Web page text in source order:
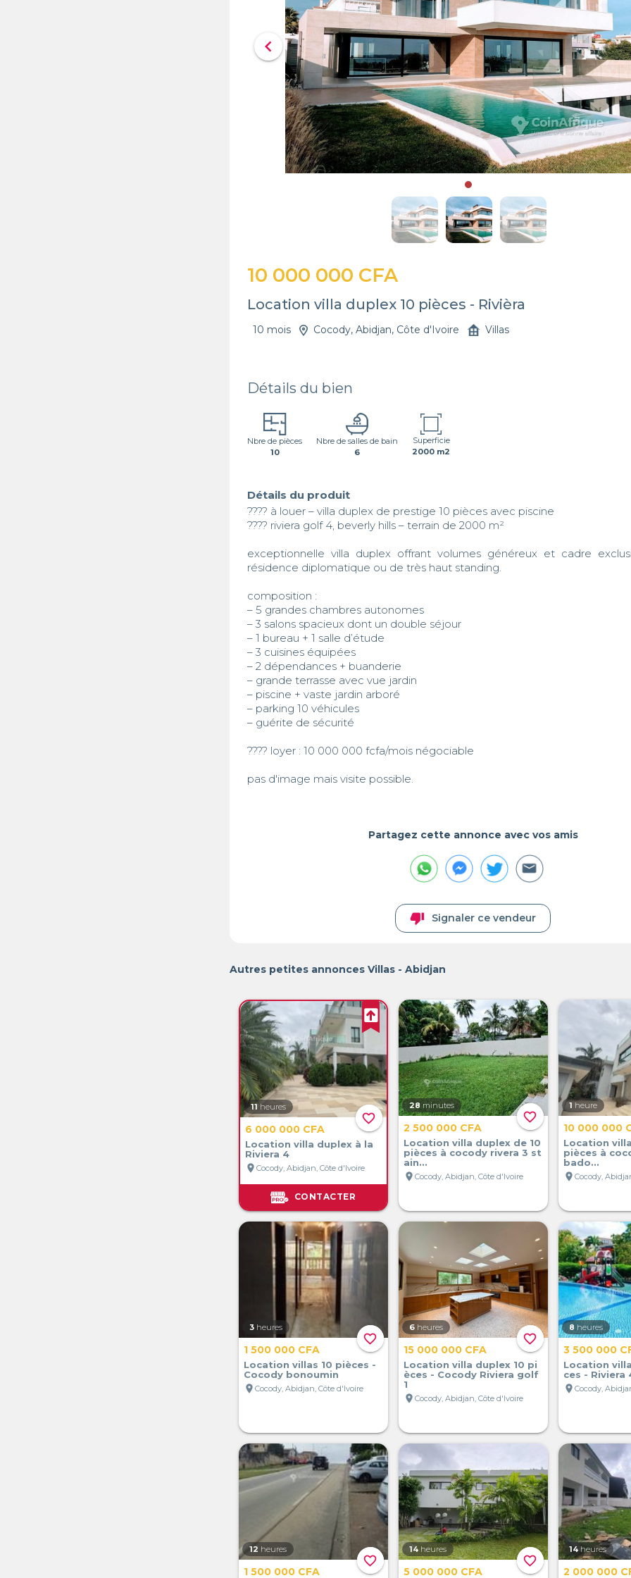
chevron_left
10 000 000 CFA
Location villa duplex 10 pièces - Rivièra
10 mois Cocody, Abidjan, Côte d'Ivoire Villas
Détails du bien
Nbre de pièces
10
Nbre de salles de bain
6
Superficie
2000 m2
Détails du produit
???? à louer – villa duplex de prestige 10 pièces avec piscine
???? riviera golf 4, beverly hills – terrain de 2000 m²
exceptionnelle villa duplex offrant volumes généreux et cadre
résidence diplomatique ou de très haut standing.
composition :
– 5 grandes chambres autonomes
– 3 salons spacieux dont un double séjour
– 1 bureau + 1 salle d’étude
– 3 cuisines équipées
– 2 dépendances + buanderie
– grande terrasse avec vue jardin
– piscine + vaste jardin arboré
– parking 10 véhicules
– guérite de sécurité
???? loyer : 10 000 000 fcfa/mois négociable
pas d'image mais visite possible.
Partagez cette annonce avec vos amis
thumb_down Signaler ce vendeur
Autres petites annonces Villas - Abidjan
favorite_border
11 heures
6 000 000 CFA
Location villa duplex à la
Riviera 4
location_on Cocody, Abidjan, Côte d'Ivoire
CONTACTER
favorite_border
28 minutes
2 500 000 CFA
Location villa duplex de 10
pièces à cocody rivera 3 st
ain...
location_on Cocody, Abidjan, Côte d'Ivoire
1 heure
10 000 000
Location
pièces à
bado...
location_on Cocody,
favorite_border
3 heures
1 500 000 CFA
Location villas 10 pièces -
Cocody bonoumin
location_on Cocody, Abidjan, Côte d'Ivoire
favorite_border
6 heures
15 000 000 CFA
Location villa duplex 10 pi
èces - Cocody Riviera golf
1
location_on Cocody, Abidjan, Côte d'Ivoire
8 heures
3 500 000
Location
ces - Riviera
location_on Cocody,
favorite_border
12 heures
1 500 000 CFA
favorite_border
14 heures
5 000 000 CFA
14 heures
2 000 000